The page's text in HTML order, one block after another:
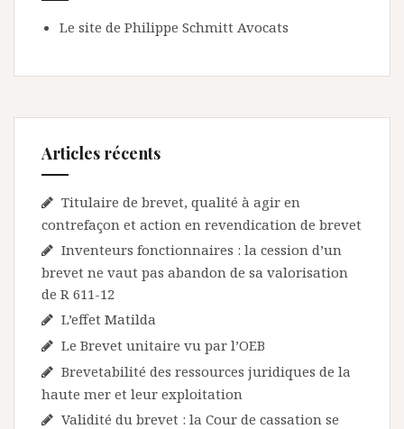
Le site de Philippe Schmitt Avocats
Articles récents
Titulaire de brevet, qualité à agir en
contrefaçon et action en revendication de brevet
Inventeurs fonctionnaires : la cession d’un
brevet ne vaut pas abandon de sa valorisation
de R 611-12
L’effet Matilda
Le Brevet unitaire vu par l’OEB
Brevetabilité des ressources juridiques de la
haute mer et leur exploitation
Validité du brevet : la Cour de cassation se